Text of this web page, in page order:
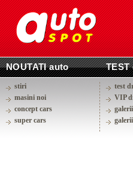
NOUTATI auto TEST
stiri
masini noi
concept cars
super cars
test
VIP